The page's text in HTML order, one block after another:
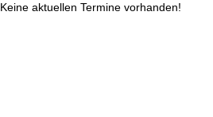
Keine aktuellen Termine vorhanden!